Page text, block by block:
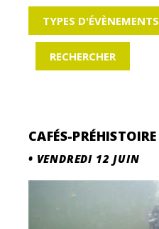
TYPES D'ÉVÈNEMENTS
CAFÉS-PRÉHISTOIRE
• VENDREDI 12 JUIN